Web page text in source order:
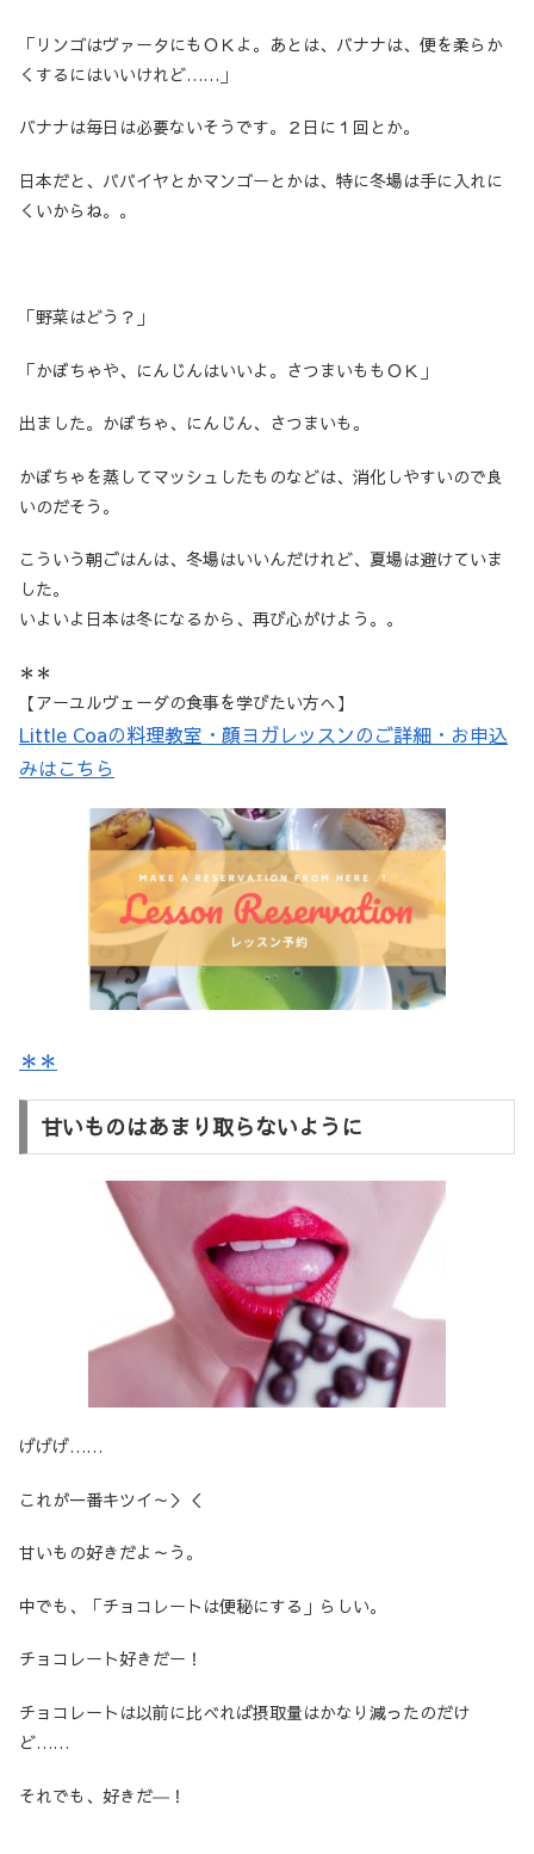
「リンゴはヴァータにもＯＫよ。あとは、バナナは、便を柔らか
くするにはいいけれど……」
バナナは毎日は必要ないそうです。２日に１回とか。
日本だと、パパイヤとかマンゴーとかは、特に冬場は手に入れに
くいからね。。
「野菜はどう？」
「かぼちゃや、にんじんはいいよ。さつまいももＯＫ」
出ました。かぼちゃ、にんじん、さつまいも。
かぼちゃを蒸してマッシュしたものなどは、消化しやすいので良
いのだそう。
こういう朝ごはんは、冬場はいいんだけれど、夏場は避けていま
した。
いよいよ日本は冬になるから、再び心がけよう。。
＊＊
【アーユルヴェーダの食事を学びたい方へ】
Little Coaの料理教室・顔ヨガレッスンのご詳細・お申込
みはこちら
＊＊
甘いものはあまり取らないように
げげげ……
これが一番キツイ～＞＜
甘いもの好きだよ～う。
中でも、「チョコレートは便秘にする」らしい。
チョコレート好きだー！
チョコレートは以前に比べれば摂取量はかなり減ったのだけ
ど……
それでも、好きだ―！